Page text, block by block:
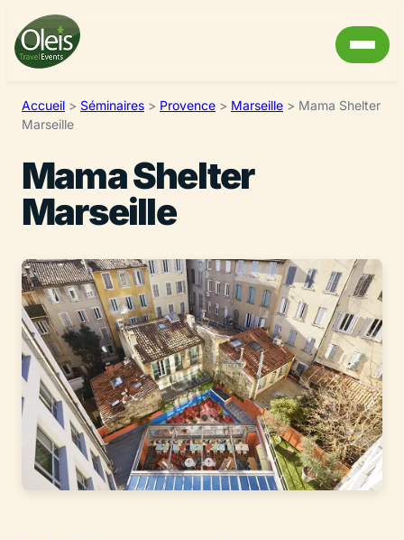
Accueil > Séminaires > Provence > Marseille > Mama Shelter
Marseille
Mama Shelter
Marseille